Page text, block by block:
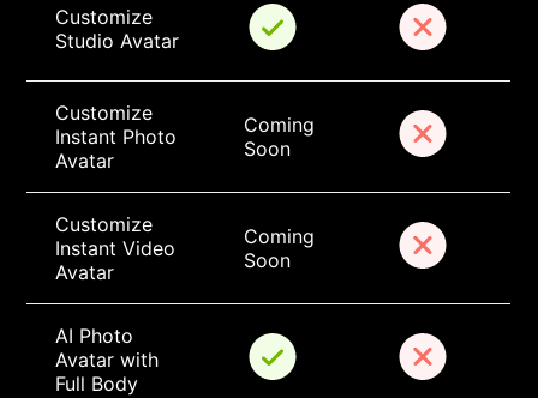
Customize
Studio Avatar
Customize
Instant Photo
Avatar
Coming
Soon
Customize
Instant Video
Avatar
Coming
Soon
AI Photo
Avatar with
Full Body